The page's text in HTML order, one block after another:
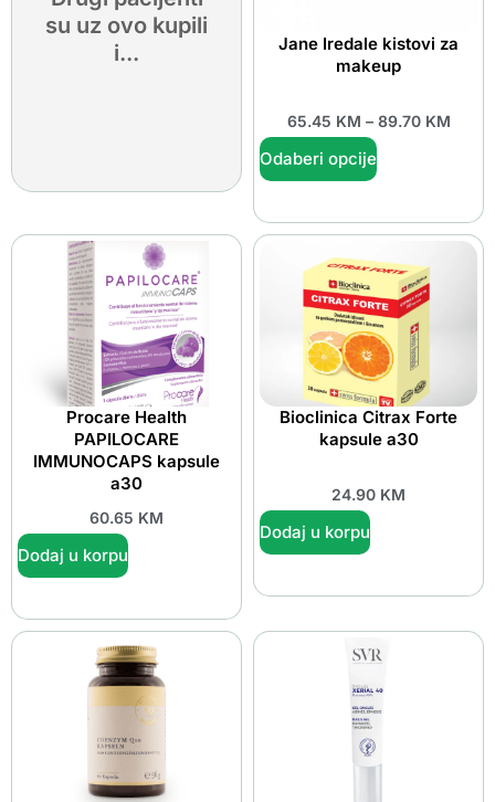
su uz ovo kupili
i...
Jane Iredale kistovi za
makeup
65.45 KM – 89.70 KM
Odaberi opcije
Procare Health
PAPILOCARE
IMMUNOCAPS kapsule
a30
60.65 KM
Dodaj u korpu
Bioclinica Citrax Forte
kapsule a30
24.90 KM
Dodaj u korpu